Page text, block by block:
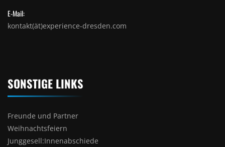
E-Mail:
kontakt(ät)experience-dresden.com
SONSTIGE LINKS
Freunde und Partner
Weihnachtsfeiern
Junggesell:Innenabschiede